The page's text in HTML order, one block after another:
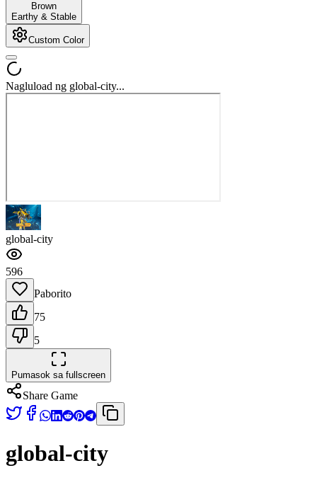
Brown
Earthy & Stable
Custom Color
Nagluload ng global-city...
global-city
596
Paborito
75
5
Pumasok sa fullscreen
Share Game
global-city